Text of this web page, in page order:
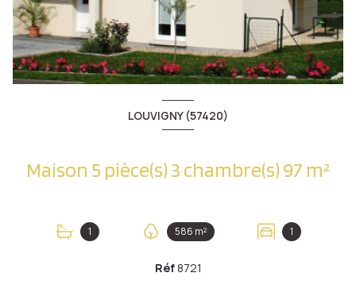
LOUVIGNY (57420)
Maison 5 pièce(s) 3 chambre(s) 97 m²
1 586 m² 1
Réf 8721